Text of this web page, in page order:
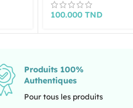
100.000 TND
Produits 100%
Authentiques
Pour tous les produits